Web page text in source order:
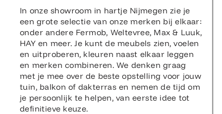
In onze showroom in hartje Nijmegen zie je
een grote selectie van onze merken bij elkaar:
onder andere Fermob, Weltevree, Max & Luuk,
HAY en meer. Je kunt de meubels zien, voelen
en uitproberen, kleuren naast elkaar leggen
en merken combineren. We denken graag
met je mee over de beste opstelling voor jouw
tuin, balkon of dakterras en nemen de tijd om
je persoonlijk te helpen, van eerste idee tot
definitieve keuze.